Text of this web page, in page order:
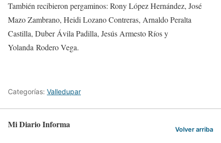
También recibieron pergaminos: Rony López Hernández, José
Mazo Zambrano, Heidi Lozano Contreras, Arnaldo Peralta
Castilla, Duber Ávila Padilla, Jesús Armesto Ríos y
Yolanda Rodero Vega.
Categorías: Valledupar
Mi Diario Informa Volver arriba